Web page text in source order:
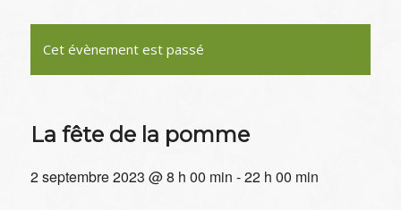
Cet évènement est passé
La fête de la pomme
2 septembre 2023 @ 8 h 00 min -22 h 00 min